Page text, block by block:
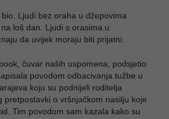
Ljudi bez oraha u džepovima
loš dan. Ljudi s orasima u
da uvijek moraju biti prijatni.
čuvar naših uspomena, podsjetio
povodom odbacivanja tužbe u
koju su podnijeli roditelja
pretpostavki o vršnjačkom nasilju koje
Tim povodom sam kazala kako su